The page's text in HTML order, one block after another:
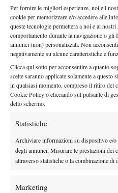
Per fornire le migliori esperienze, noi e i
cookie per memorizzare e/o accedere alle
queste tecnologie permetterà a noi e ai
comportamento durante la navigazione o
annunci (non) personalizzati. Non
negativamente su alcune caratteristiche e
Clicca qui sotto per acconsentire a quanto
scelte saranno applicate solamente a
in qualsiasi momento, compreso il ritiro del
Cookie Policy o cliccando sul pulsante di
dello schermo.
Statistiche
Archiviare informazioni su dispositivo e/
degli annunci, Misurare le prestazioni dei
attraverso statistiche o la combinazione
Marketing
480€ (di cui 180 per la
prize-money salgono a 880€
per la vincitrice). Fino ad
l’Open maschile (3.500 al
femminile (2.800 alla
maschile e femminile, il totale
25.610€. Chi vince, oltre alla
guadagna un pass per Roma.
“Quarta”, che possono
master che incoronerà il
vincitori dei doppi) verrà
per i giorni di svolgimento
in partenza con i suoi 525